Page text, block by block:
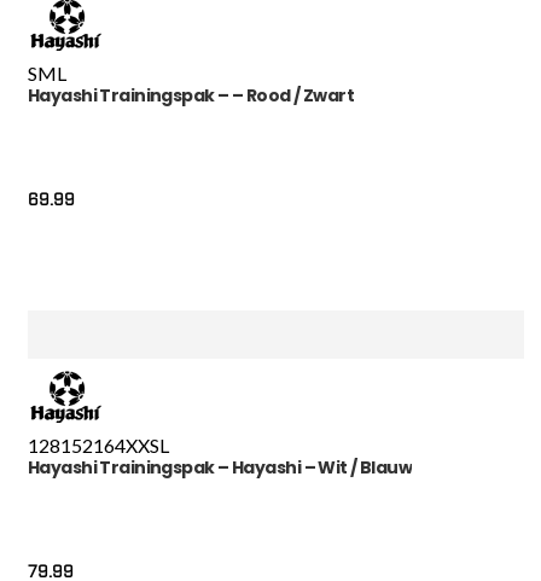
SML
Hayashi Trainingspak – – Rood / Zwart
69.99
128152164XXSL
Hayashi Trainingspak – Hayashi – Wit / Blauw
79.99